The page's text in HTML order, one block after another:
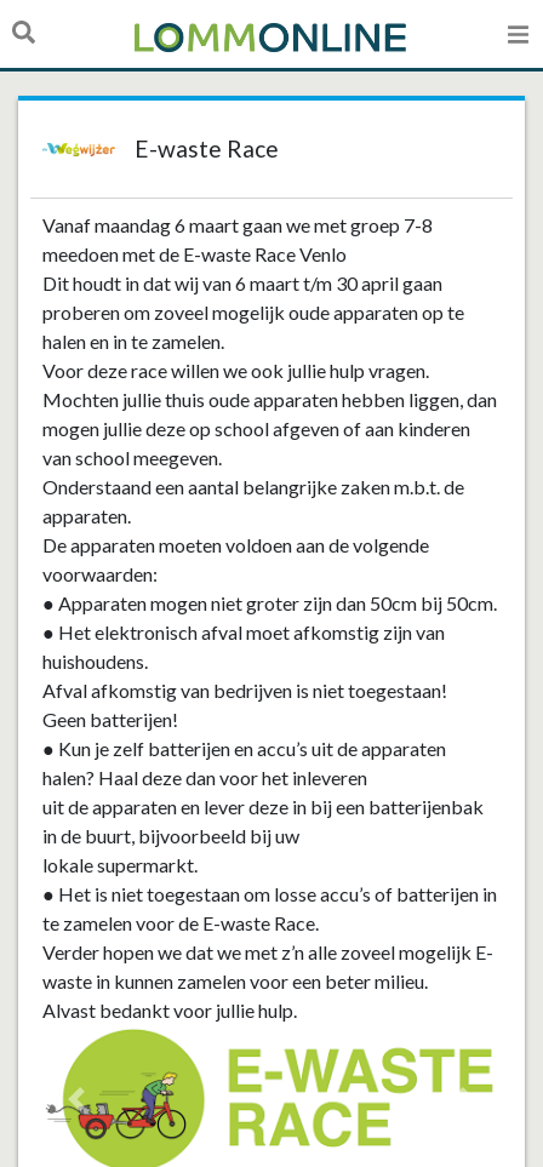
E-waste Race
Vanaf maandag 6 maart gaan we met groep 7-8
meedoen met de E-waste Race Venlo
Dit houdt in dat wij van 6 maart t/m 30 april gaan
proberen om zoveel mogelijk oude apparaten op te
halen en in te zamelen.
Voor deze race willen we ook jullie hulp vragen.
Mochten jullie thuis oude apparaten hebben liggen, dan
mogen jullie deze op school afgeven of aan kinderen
van school meegeven.
Onderstaand een aantal belangrijke zaken m.b.t. de
apparaten.
De apparaten moeten voldoen aan de volgende
voorwaarden:
● Apparaten mogen niet groter zijn dan 50cm bij 50cm.
● Het elektronisch afval moet afkomstig zijn van
huishoudens.
Afval afkomstig van bedrijven is niet toegestaan!
Geen batterijen!
● Kun je zelf batterijen en accu’s uit de apparaten
halen? Haal deze dan voor het inleveren
uit de apparaten en lever deze in bij een batterijenbak
in de buurt, bijvoorbeeld bij uw
lokale supermarkt.
● Het is niet toegestaan om losse accu’s of batterijen in
te zamelen voor de E-waste Race.
Verder hopen we dat we met z’n alle zoveel mogelijk E-
waste in kunnen zamelen voor een beter milieu.
Alvast bedankt voor jullie hulp.
Vorige